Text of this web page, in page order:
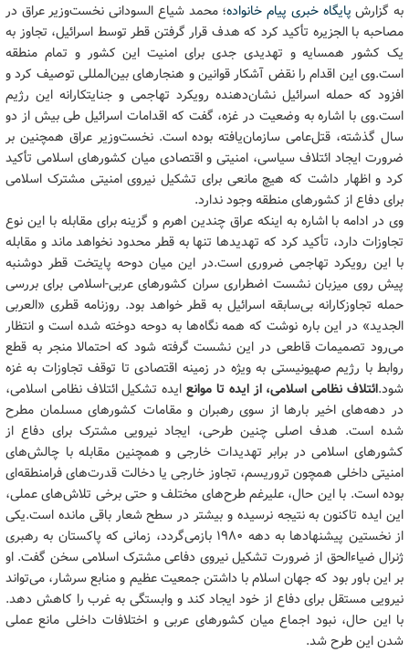
به گزارش پایگاه خبری پیام خانواده؛محمد شیاع السودانی نخست‌وزیر عراق در
مصاحبه با الجزیره تأکید کرد که هدف قرار گرفتن قطر توسط اسرائیل، تجاوز به
یک کشور همسایه و تهدیدی جدی برای امنیت این کشور و تمام منطقه
است.وی این اقدام را نقض آشکار قوانین و هنجارهای بین‌المللی توصیف کرد و
افزود که حمله اسرائیل نشان‌دهنده رویکرد تهاجمی و جنایتکارانه این رژیم
است.وی با اشاره به وضعیت در غزه، گفت که اقدامات اسرائیل طی بیش از دو
سال گذشته، قتل‌عامی سازمان‌یافته بوده است. نخست‌وزیر عراق همچنین بر
ضرورت ایجاد ائتلاف سیاسی، امنیتی و اقتصادی میان کشورهای اسلامی تأکید
کرد و اظهار داشت که هیچ مانعی برای تشکیل نیروی امنیتی مشترک اسلامی
برای دفاع از کشورهای منطقه وجود ندارد.
وی در ادامه با اشاره به اینکه عراق چندین اهرم و گزینه برای مقابله با این نوع
تجاوزات دارد، تأکید کرد که تهدیدها تنها به قطر محدود نخواهد ماند و مقابله
با این رویکرد تهاجمی ضروری است.در این میان دوحه پایتخت قطر دوشنبه
پیش روی میزبان نشست اضطراری سران کشورهای عربی-اسلامی برای بررسی
حمله تجاوزکارانه بی‌سابقه اسرائیل به قطر خواهد بود. روزنامه قطری «العربی
الجدید» در این باره نوشت که همه نگاه‌ها به دوحه دوخته شده است و انتظار
می‌رود تصمیماتقاطعی در این نشست گرفته شود که احتمالا منجر به قطع
روابط با رژیم صهیونیستی به ویژه در زمینه اقتصادی تا توقف تجاوزات به غزه
شود.ائتلاف نظامی اسلامی، از ایده تا موانعایده تشکیل ائتلاف نظامی اسلامی،
در دهه‌های اخیر بارها از سوی رهبران و مقامات کشورهای مسلمان مطرح
شده است. هدف اصلی چنین طرحی، ایجاد نیرویی مشترک برای دفاع از
کشورهای اسلامی در برابر تهدیدات خارجی و همچنین مقابله با چالش‌های
امنیتی داخلی همچون تروریسم، تجاوز خارجی یا دخالت قدرت‌های فرامنطقه‌ای
بوده است. با این حال، علیرغم طرح‌های مختلف و حتی برخی تلاش‌های عملی،
این ایده تاکنون به نتیجه نرسیده و بیشتر در سطح شعار باقی مانده است.یکی
از نخستین پیشنهادها به دهه ۱۹۸۰ بازمی‌گردد، زمانی که پاکستان به رهبری
ژنرال ضیاءالحق از ضرورت تشکیل نیروی دفاعی مشترک اسلامی سخن گفت. او
بر این باور بود که جهان اسلام با داشتن جمعیت عظیم و منابع سرشار، می‌تواند
نیرویی مستقل برای دفاع از خود ایجاد کند و وابستگی به غرب را کاهش دهد.
با این حال، نبود اجماع میان کشورهای عربی و اختلافات داخلی مانع عملی
شدن این طرح شد.